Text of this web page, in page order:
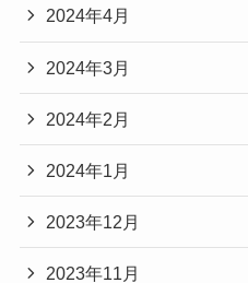
2024年4月
2024年3月
2024年2月
2024年1月
2023年12月
2023年11月